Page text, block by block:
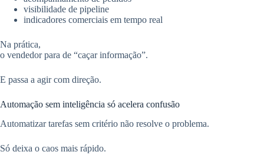
visibilidade de pipeline
indicadores comerciais em tempo real
Na prática,
o vendedor para de “caçar informação”.
E passa a agir com direção.
Automação sem inteligência só acelera confusão
Automatizar tarefas sem critério não resolve o problema.
Só deixa o caos mais rápido.